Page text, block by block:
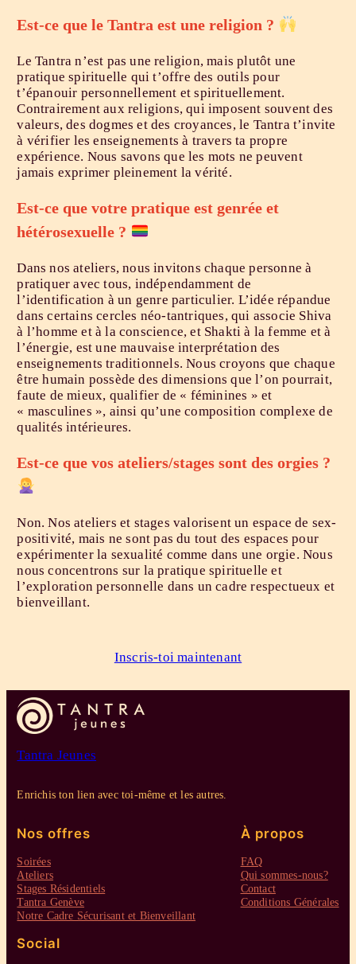
Est-ce que le Tantra est une religion ?
Le Tantra n’est pas une religion, mais plutôt une
pratique spirituelle qui t’offre des outils pour
t’épanouir personnellement et spirituellement.
Contrairement aux religions, qui imposent souvent des
valeurs, des dogmes et des croyances, le Tantra t’invite
à vérifier les enseignements à travers ta propre
expérience. Nous savons que les mots ne peuvent
jamais exprimer pleinement la vérité.
Est-ce que votre pratique est genrée et
hétérosexuelle ?
Dans nos ateliers, nous invitons chaque personne à
pratiquer avec tous, indépendamment de
l’identification à un genre particulier. L’idée répandue
dans certains cercles néo-tantriques, qui associe Shiva
à l’homme et à la conscience, et Shakti à la femme et à
l’énergie, est une mauvaise interprétation des
enseignements traditionnels. Nous croyons que chaque
être humain possède des dimensions que l’on pourrait,
faute de mieux, qualifier de « féminines » et
« masculines », ainsi qu’une composition complexe de
qualités intérieures.
Est-ce que vos ateliers/stages sont des orgies ?
Non. Nos ateliers et stages valorisent un espace de sex-
positivité, mais ne sont pas du tout des espaces pour
expérimenter la sexualité comme dans une orgie. Nous
nous concentrons sur la pratique spirituelle et
l’exploration personnelle dans un cadre respectueux et
bienveillant.
Inscris-toi maintenant
Tantra Jeunes
Enrichis ton lien avec toi-même et les autres.
Nos offres
Soirées
Ateliers
Stages Résidentiels
Tantra Genève
Notre Cadre Sécurisant et Bienveillant
À propos
FAQ
Qui sommes-nous?
Contact
Conditions Générales
Social